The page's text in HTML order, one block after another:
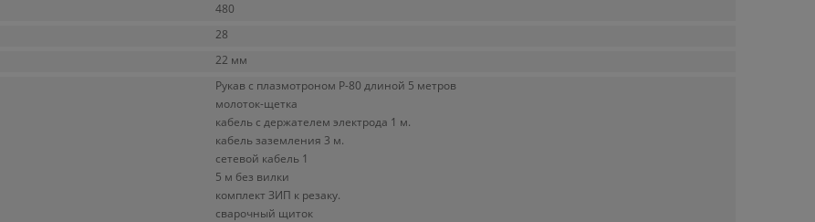
480
28
22 мм
Рукав с плазмотроном P-80 длиной 5 метров
молоток-щетка
кабель с держателем электрода 1 м.
кабель заземления 3 м.
сетевой кабель 1
5 м без вилки
комплект ЗИП к резаку.
сварочный щиток